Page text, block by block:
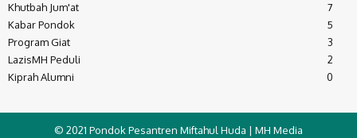
Khutbah Jum'at
7
Kabar Pondok
5
Program Giat
3
LazisMH Peduli
2
Kiprah Alumni
0
© 2021 Pondok Pesantren Miftahul Huda | MH Media